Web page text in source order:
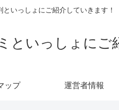
いっしょにご紹介していきます！
といっしょにご
ップ 運営者情報